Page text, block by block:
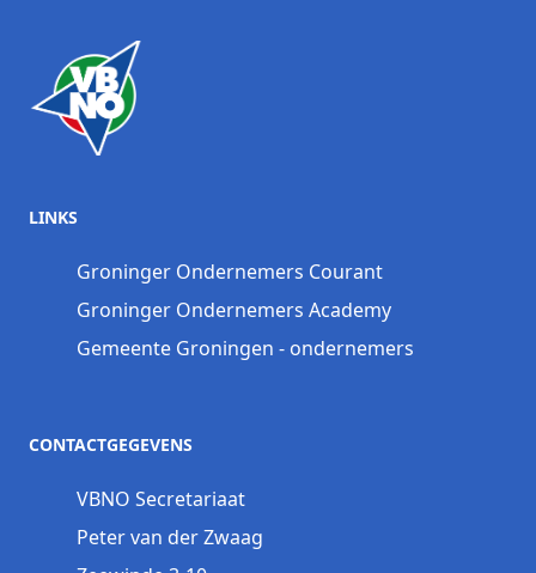
LINKS
Groninger Ondernemers Courant
Groninger Ondernemers Academy
Gemeente Groningen - ondernemers
CONTACTGEGEVENS
VBNO Secretariaat
Peter van der Zwaag